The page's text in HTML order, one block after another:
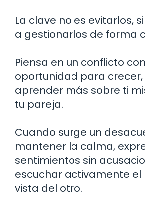
La clave no es evitarlos,
a gestionarlos de forma
Piensa en un conflicto
oportunidad para
aprender más sobre ti
tu pareja.
Cuando surge un
mantener la calma,
sentimientos sin
escuchar activamente el
vista del otro.